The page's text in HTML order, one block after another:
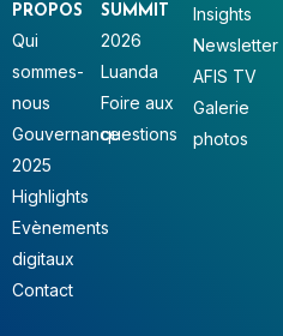
PROPOS
Qui
sommes-
nous
Gouvernance
2025
Highlights
Evènements
digitaux
Contact
SUMMIT
2026
Luanda
Foire aux
questions
Insights
Newsletter
AFIS TV
Galerie
photos